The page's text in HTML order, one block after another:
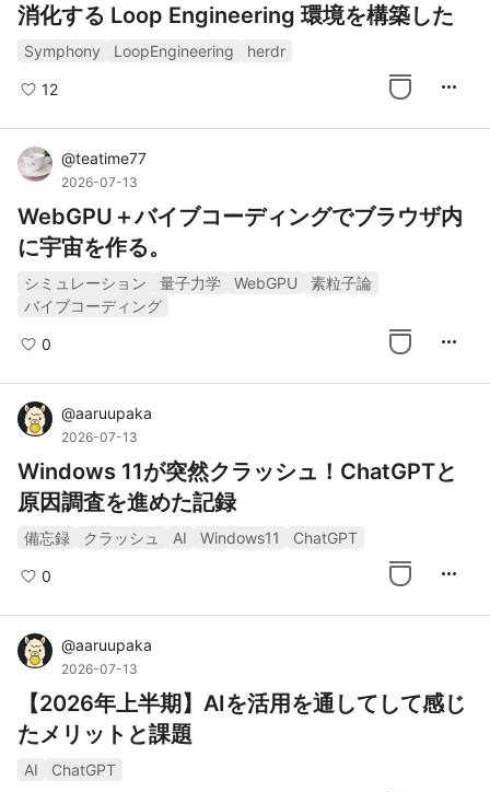
消化する Loop Engineering 環境を構築した
Symphony LoopEngineering herdr
12 more_horiz
@teatime77
2026-07-13
WebGPU＋バイブコーディングでブラウザ内
に宇宙を作る。
シミュレーション 量子力学 WebGPU
素粒子論
バイブコーディング
0 more_horiz
@aaruupaka
2026-07-13
Windows 11が突然クラッシュ！ChatGPTと
原因調査を進めた記録
備忘録 クラッシュ AI Windows11 ChatGPT
0 more_horiz
@aaruupaka
2026-07-13
【2026年上半期】AIを活用を通してして感じ
たメリットと課題
AI ChatGPT